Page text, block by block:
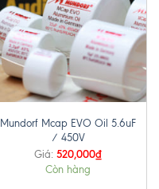
Mundorf Mcap EVO Oil 5.6uF
/ 450V
Giá: 520,000₫
Còn hàng